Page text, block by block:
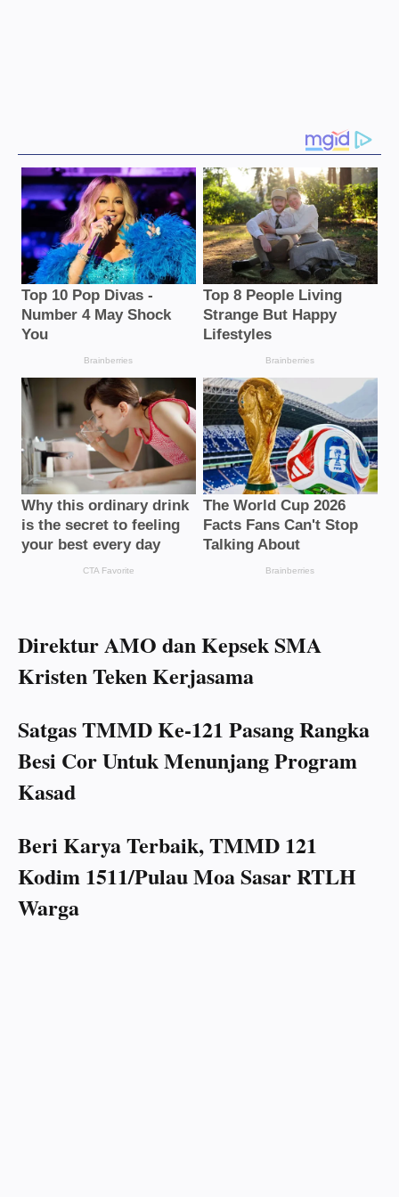
Direktur AMO dan Kepsek SMA
Kristen Teken Kerjasama
Satgas TMMD Ke-121 Pasang Rangka
Besi Cor Untuk Menunjang Program
Kasad
Beri Karya Terbaik, TMMD 121
Kodim 1511/Pulau Moa Sasar RTLH
Warga